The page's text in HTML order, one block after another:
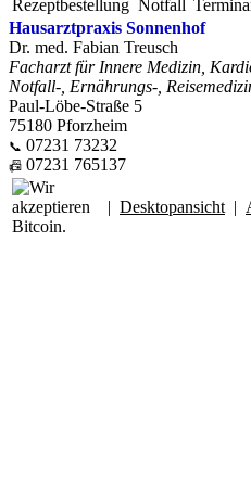
Rezeptbestellung Notfall
Hausarztpraxis Sonnenhof
Dr. med. Fabian Treusch
Facharzt für Innere Medizin,
Notfall-, Ernährungs-,
Paul-Löbe-Straße 5
75180 Pforzheim
📞 07231 73232
📠 07231 765137
| Desktopansicht |